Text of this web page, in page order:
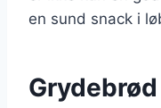
en sund snack i